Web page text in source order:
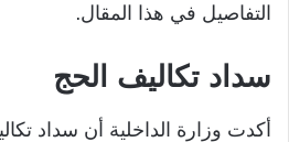
التفاصيل في هذا المقال.
سداد تكاليف الحج
أكدت وزارة الداخلية أن سداد